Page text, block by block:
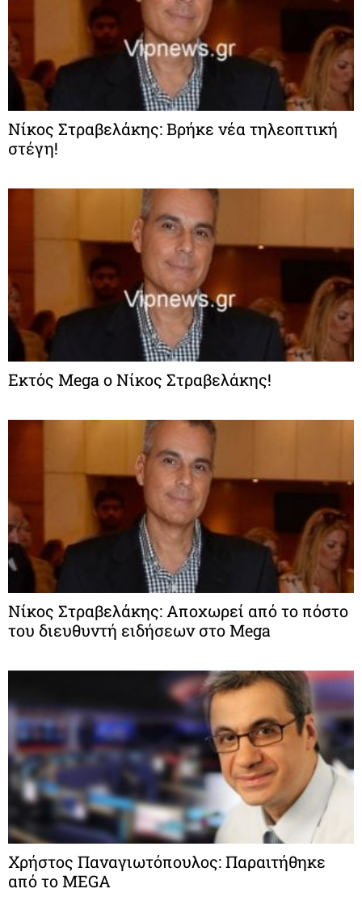
Νίκος Στραβελάκης: Βρήκε νέα τηλεοπτική
στέγη!
Εκτός Mega ο Νίκος Στραβελάκης!
Νίκος Στραβελάκης: Αποχωρεί από το πόστο
του διευθυντή ειδήσεων στο Mega
Χρήστος Παναγιωτόπουλος: Παραιτήθηκε
από το MEGA